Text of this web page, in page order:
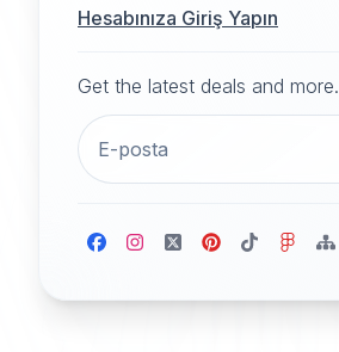
Hesabınıza Giriş Yapın
Get the latest deals and more.